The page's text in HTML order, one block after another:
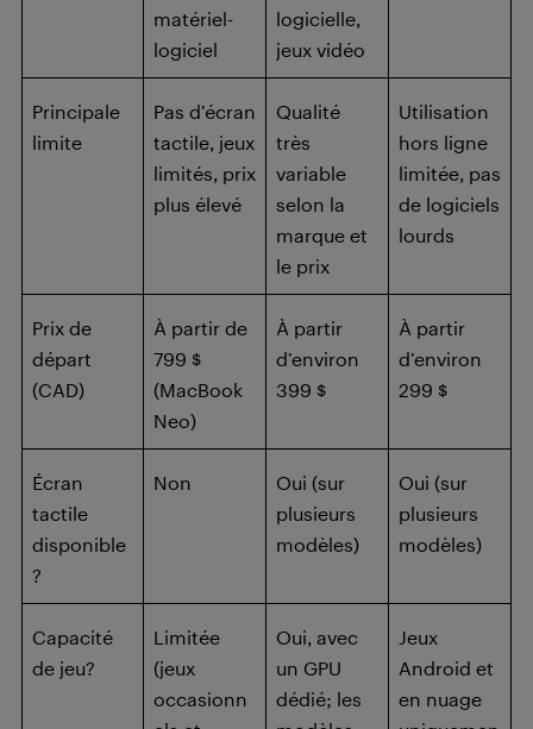
matériel-
logiciel
logicielle,
jeux vidéo
Principale
limite
Pas d’écran
tactile, jeux
limités, prix
plus élevé
Qualité
très
variable
selon la
marque et
le prix
Utilisation
hors ligne
limitée, pas
de logiciels
lourds
Prix de
départ
(CAD)
À partir de
799 $
(MacBook
Neo)
À partir
d’environ
399 $
À partir
d’environ
299 $
Écran
tactile
disponible
?
Non
Oui (sur
plusieurs
modèles)
Oui (sur
plusieurs
modèles)
Capacité
de jeu?
Limitée
(jeux
occasionn
Oui, avec
un GPU
dédié; les
Jeux
Android et
en nuage